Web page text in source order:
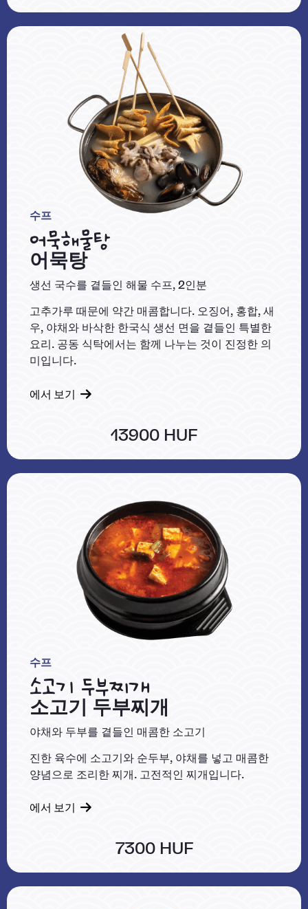
수프
어묵해물탕
어묵탕
생선 국수를 곁들인 해물 수프, 2인분
고추가루 때문에 약간 매콤합니다. 오징어, 홍합, 새
우, 야채와 바삭한 한국식 생선 면을 곁들인 특별한
요리. 공동 식탁에서는 함께 나누는 것이 진정한 의
미입니다.
에서 보기
13900 HUF
수프
소고기 두부찌개
소고기 두부찌개
야채와 두부를 곁들인 매콤한 소고기
진한 육수에 소고기와 순두부, 야채를 넣고 매콤한
양념으로 조리한 찌개. 고전적인 찌개입니다.
에서 보기
7300 HUF